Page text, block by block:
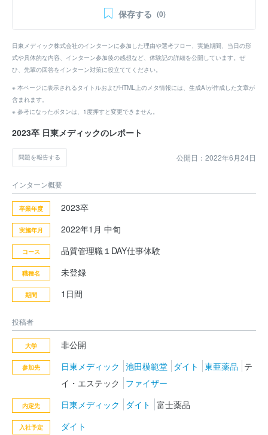
保存する (0)
日東メディック株式会社のインターンに参加した理由や選考フロー、実施期間、当日の形
式や具体的な内容、インターン参加後の感想など、体験記の詳細を公開しています。ぜ
ひ、先輩の回答をインターン対策に役立ててください。
※ 本ページに表示されるタイトルおよびHTML上のメタ情報には、生成AIが作成した文章が
含まれます。
※ 参考になったボタンは、1度押すと変更できません。
2023卒 日東メディックのレポート
問題を報告する 公開日：2022年6月24日
インターン概要
卒業年度 2023卒
実施年月 2022年1月 中旬
コース 品質管理職１DAY仕事体験
職種名 未登録
期間 1日間
投稿者
大学 非公開
参加先 日東メディック 池田模範堂 ダイト 東亜薬品 テ
イ・エステック
ファイザー
内定先 日東メディック ダイト 富士薬品
入社予定 ダイト